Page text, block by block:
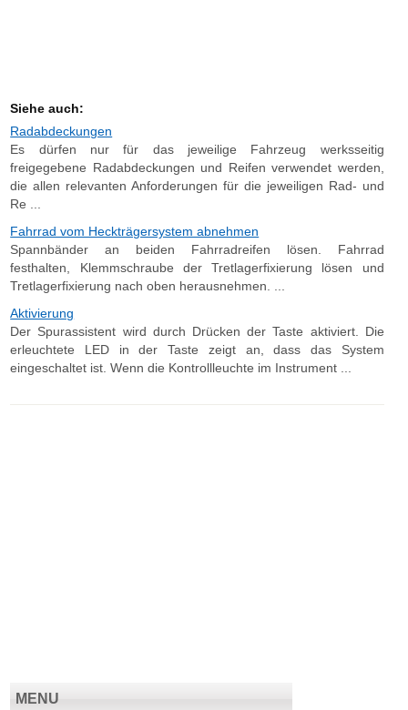
Siehe auch:
Radabdeckungen
Es dürfen nur für das jeweilige Fahrzeug werksseitig
freigegebene Radabdeckungen und Reifen verwendet werden,
die allen relevanten Anforderungen für die jeweiligen Rad- und
Re ...
Fahrrad vom Heckträgersystem abnehmen
Spannbänder an beiden Fahrradreifen lösen. Fahrrad
festhalten, Klemmschraube der Tretlagerfixierung lösen und
Tretlagerfixierung nach oben herausnehmen. ...
Aktivierung
Der Spurassistent wird durch Drücken der Taste aktiviert. Die
erleuchtete LED in der Taste zeigt an, dass das System
eingeschaltet ist. Wenn die Kontrollleuchte im Instrument ...
MENU